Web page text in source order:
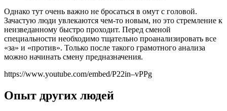
Однако тут очень важно не бросаться в омут с головой.
Зачастую люди увлекаются чем-то новым, но это стремление к
неизведанному быстро проходит. Перед сменой
специальности необходимо тщательно проанализировать все
«за» и «против». Только после такого грамотного анализа
можно начинать смену предназначения.
https://www.youtube.com/embed/P22in–vPPg
Опыт других людей